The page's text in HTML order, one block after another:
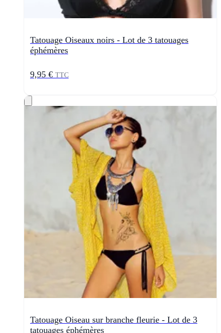
Tatouage Oiseaux noirs - Lot de 3 tatouages
éphémères
9,95 € TTC
Tatouage Oiseau sur branche fleurie - Lot de 3
tatouages éphémères